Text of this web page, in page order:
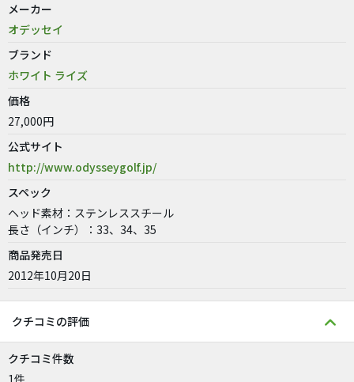
メーカー
オデッセイ
ブランド
ホワイト ライズ
価格
27,000円
公式サイト
http://www.odysseygolf.jp/
スペック
ヘッド素材：ステンレススチール
長さ（インチ）：33、34、35
商品発売日
2012年10月20日
クチコミの評価
クチコミ件数
1件